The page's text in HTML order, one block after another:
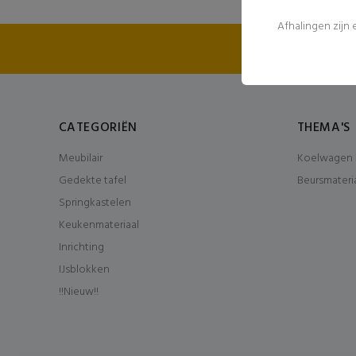
CATEGORIËN
Meubilair
Gedekte tafel
Springkastelen
Keukenmateriaal
Inrichting
IJsblokken
!!Nieuw!!
THEMA'S
Afhalingen zijn